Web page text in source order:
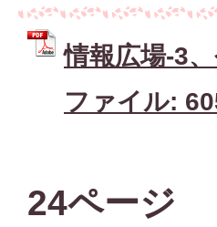
情報広場-3
ファイル:
24ページ